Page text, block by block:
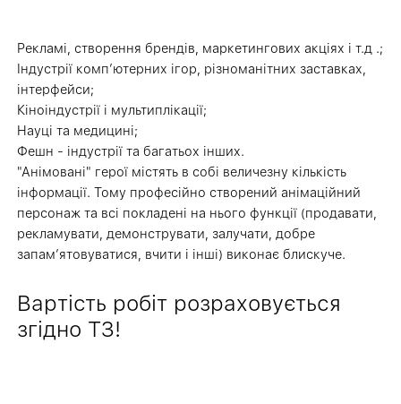
Рекламі, створення брендів, маркетингових акціях і т.д .;
Індустрії комп′ютерних ігор, різноманітних заставках,
інтерфейси;
Кіноіндустрії і мультиплікації;
Науці та медицині;
Фешн - індустрії та багатьох інших.
"Анімовані" герої містять в собі величезну кількість
інформації. Тому професійно створений анімаційний
персонаж та всі покладені на нього функції (продавати,
рекламувати, демонструвати, залучати, добре
запам′ятовуватися, вчити і інші) виконає блискуче.
Вартість робіт розраховується
згідно ТЗ!